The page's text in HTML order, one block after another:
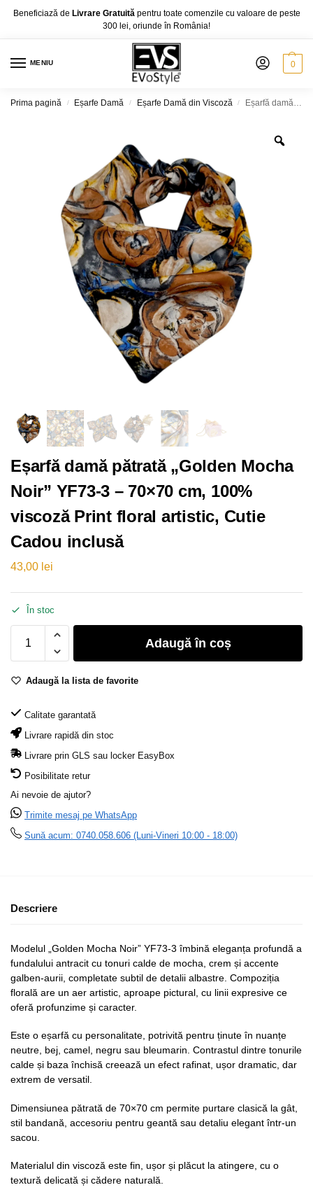
Beneficiază de Livrare Gratuită pentru toate comenzile cu valoare de peste
300 lei, oriunde în România!
MENIU 0
Prima pagină / Eșarfe Damă / Eșarfe Damă din Viscoză / Eșarfă damă pătrată „Golden Mocha Noir” YF73-3 – 70×70 cm, 100% viscoză Print floral artistic, Cutie Cadou inclusă
Eșarfă damă pătrată „Golden Mocha
Noir” YF73-3 – 70×70 cm, 100%
viscoză Print floral artistic, Cutie
Cadou inclusă
43,00 lei
În stoc
Adaugă în coș
Adaugă la lista de favorite
Calitate garantată
Livrare rapidă din stoc
Livrare prin GLS sau locker EasyBox
Posibilitate retur
Ai nevoie de ajutor?
Trimite mesaj pe WhatsApp
Sună acum: 0740.058.606 (Luni-Vineri 10:00 - 18:00)
Descriere
Modelul „Golden Mocha Noir” YF73-3 îmbină eleganța profundă a
fundalului antracit cu tonuri calde de mocha, crem și accente
galben-aurii, completate subtil de detalii albastre. Compoziția
florală are un aer artistic, aproape pictural, cu linii expresive ce
oferă profunzime și caracter.
Este o eșarfă cu personalitate, potrivită pentru ținute în nuanțe
neutre, bej, camel, negru sau bleumarin. Contrastul dintre tonurile
calde și baza închisă creează un efect rafinat, ușor dramatic, dar
extrem de versatil.
Dimensiunea pătrată de 70×70 cm permite purtare clasică la gât,
stil bandană, accesoriu pentru geantă sau detaliu elegant într-un
sacou.
Materialul din viscoză este fin, ușor și plăcut la atingere, cu o
textură delicată și cădere naturală.